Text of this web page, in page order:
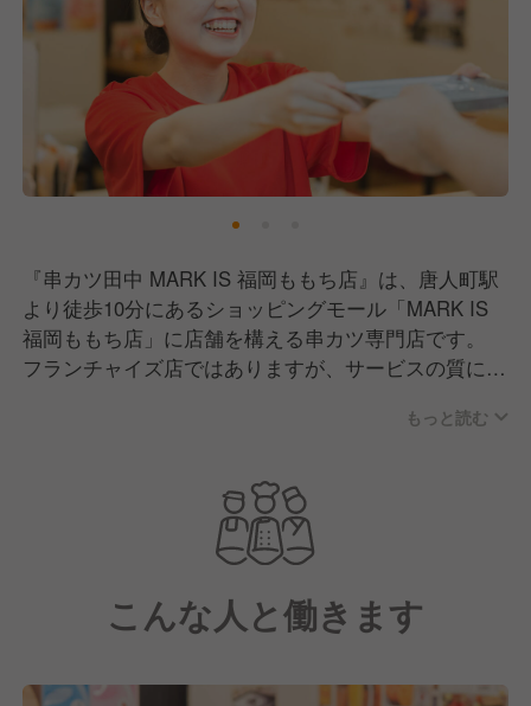
『串カツ田中 MARK IS 福岡ももち店』は、唐人町駅
より徒歩10分にあるショッピングモール「MARK IS
福岡ももち店」に店舗を構える串カツ専門店です。
フランチャイズ店ではありますが、サービスの質にこ
現在、事業拡大に伴い、新しいメンバーを募集中で
【串カツ田中について】
大阪の西成区で生まれた串カツ専門店チェーンです。
2008年創業、現在は直営・フランチャイズ含め300店
もっと読む
こんな人と働きます